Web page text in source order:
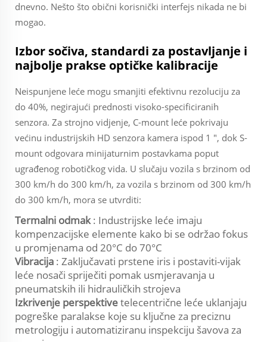
dnevno. Nešto što obični korisnički interfejs nikada ne bi
mogao.
Izbor sočiva, standardi za postavljanje i
najbolje prakse optičke kalibracije
Neispunjene leće mogu smanjiti efektivnu rezoluciju za
do 40%, negirajući prednosti visoko-specificiranih
senzora. Za strojno vidjenje, C-mount leće pokrivaju
većinu industrijskih HD senzora kamera ispod 1 ", dok S-
mount odgovara minijaturnim postavkama poput
ugrađenog robotičkog vida. U slučaju vozila s brzinom od
300 km/h do 300 km/h, za vozila s brzinom od 300 km/h
do 300 km/h, mora se utvrditi:
Termalni odmak: Industrijske leće imaju
kompenzacijske elemente kako bi se održao fokus
u promjenama od 20°C do 70°C
Vibracija : Zaključavati prstene iris i postaviti-vijak
leće nosači spriječiti pomak usmjeravanja u
pneumatskih ili hidrauličkih strojeva
Izkrivenje perspektivetelecentrične leće uklanjaju
pogreške paralakse koje su ključne za preciznu
metrologiju i automatiziranu inspekciju šavova za